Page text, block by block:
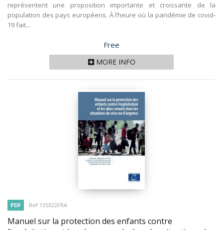
représentent une proposition importante et croissante de la
population des pays européens. À l’heure où la pandémie de covid-
19 fait...
Price
Free
MORE INFO
PDF Ref 135322FRA
Manuel sur la protection des enfants contre